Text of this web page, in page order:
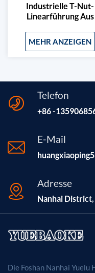
Industrielle T-Nut-
Linearführung Aus
Druckern
MEHR ANZEIGEN
Telefon
+86 -
E-Mail
Adresse
Nanhai
Die Foshan Nanhai